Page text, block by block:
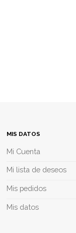
MIS DATOS
Mi Cuenta
Mi lista de deseos
Mis pedidos
Mis datos